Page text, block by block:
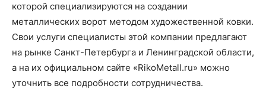
которой специализируются на создании
металлических ворот методом художественной ковки.
Свои услуги специалисты этой компании предлагают
на рынке Санкт-Петербурга и Ленинградской области,
а на их официальном сайте «RikoMetall.ru» можно
уточнить все подробности сотрудничества.